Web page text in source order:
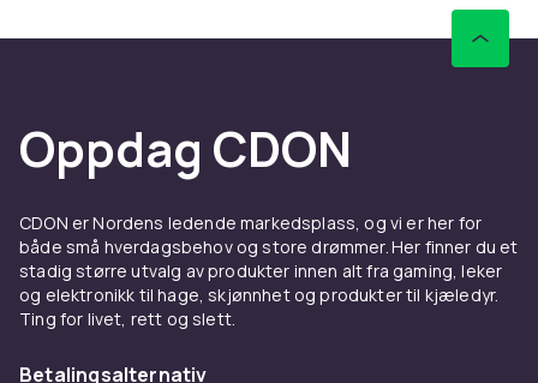
Til innholdsskapere er et fleksibelt stativ med
lys og stabilt opptak på en gang – perfekt til
makeup-tutorials, unboxings og vlogs i 2026.
kameralinser og beskyttelse? Utforsk hele
sortimentet av mobilkameratilbehørhos
CDON.
Populære stativmodeller og
merker
Oppdag CDON
CDON er Nordens ledende markedsplass, og vi er her for
både små hverdagsbehov og store drømmer. Her finner du et
stadig større utvalg av produkter innen alt fra gaming, leker
og elektronikk til hage, skjønnhet og produkter til kjæledyr.
Ting for livet, rett og slett.
Betalingsalternativ